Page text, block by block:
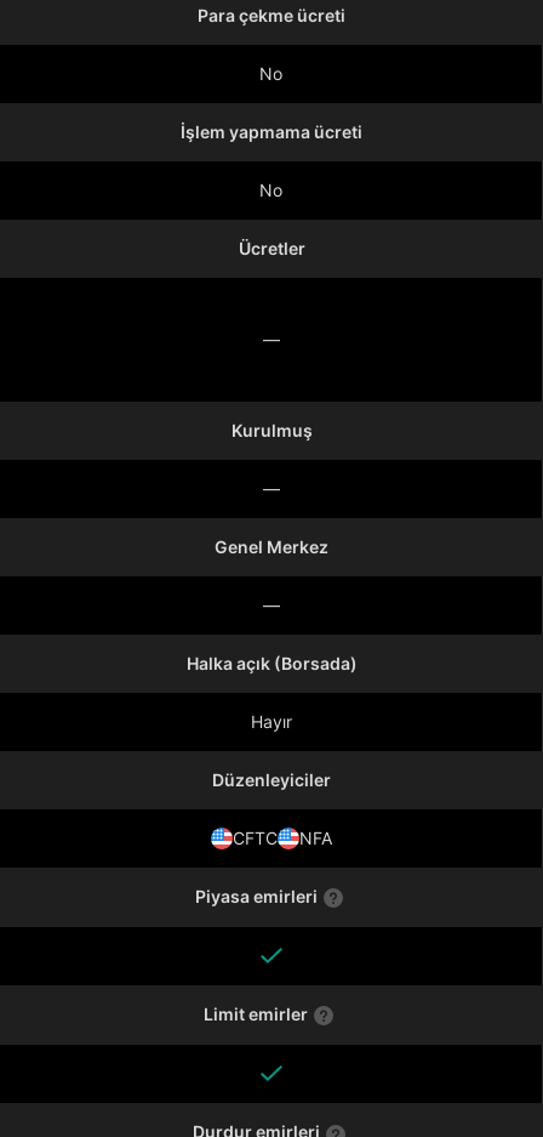
Para çekme ücreti
No
İşlem yapmama ücreti
No
Ücretler
—
Kurulmuş
—
Genel Merkez
—
Halka açık (Borsada)
Hayır
Düzenleyiciler
CFTC NFA
Piyasa emirleri
Limit emirler
Durdur emirleri